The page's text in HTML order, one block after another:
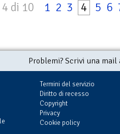
di 10 1 2 3 4 5 6
Problemi? Scrivi una
Termini del servizio
Diritto di recesso
Copyright
Privacy
Cookie policy